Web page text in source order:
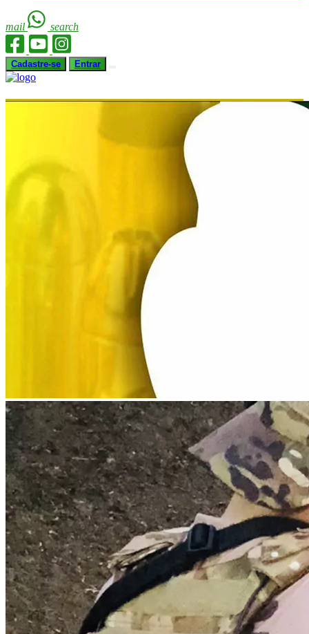
mail search
Cadastre-se Entrar